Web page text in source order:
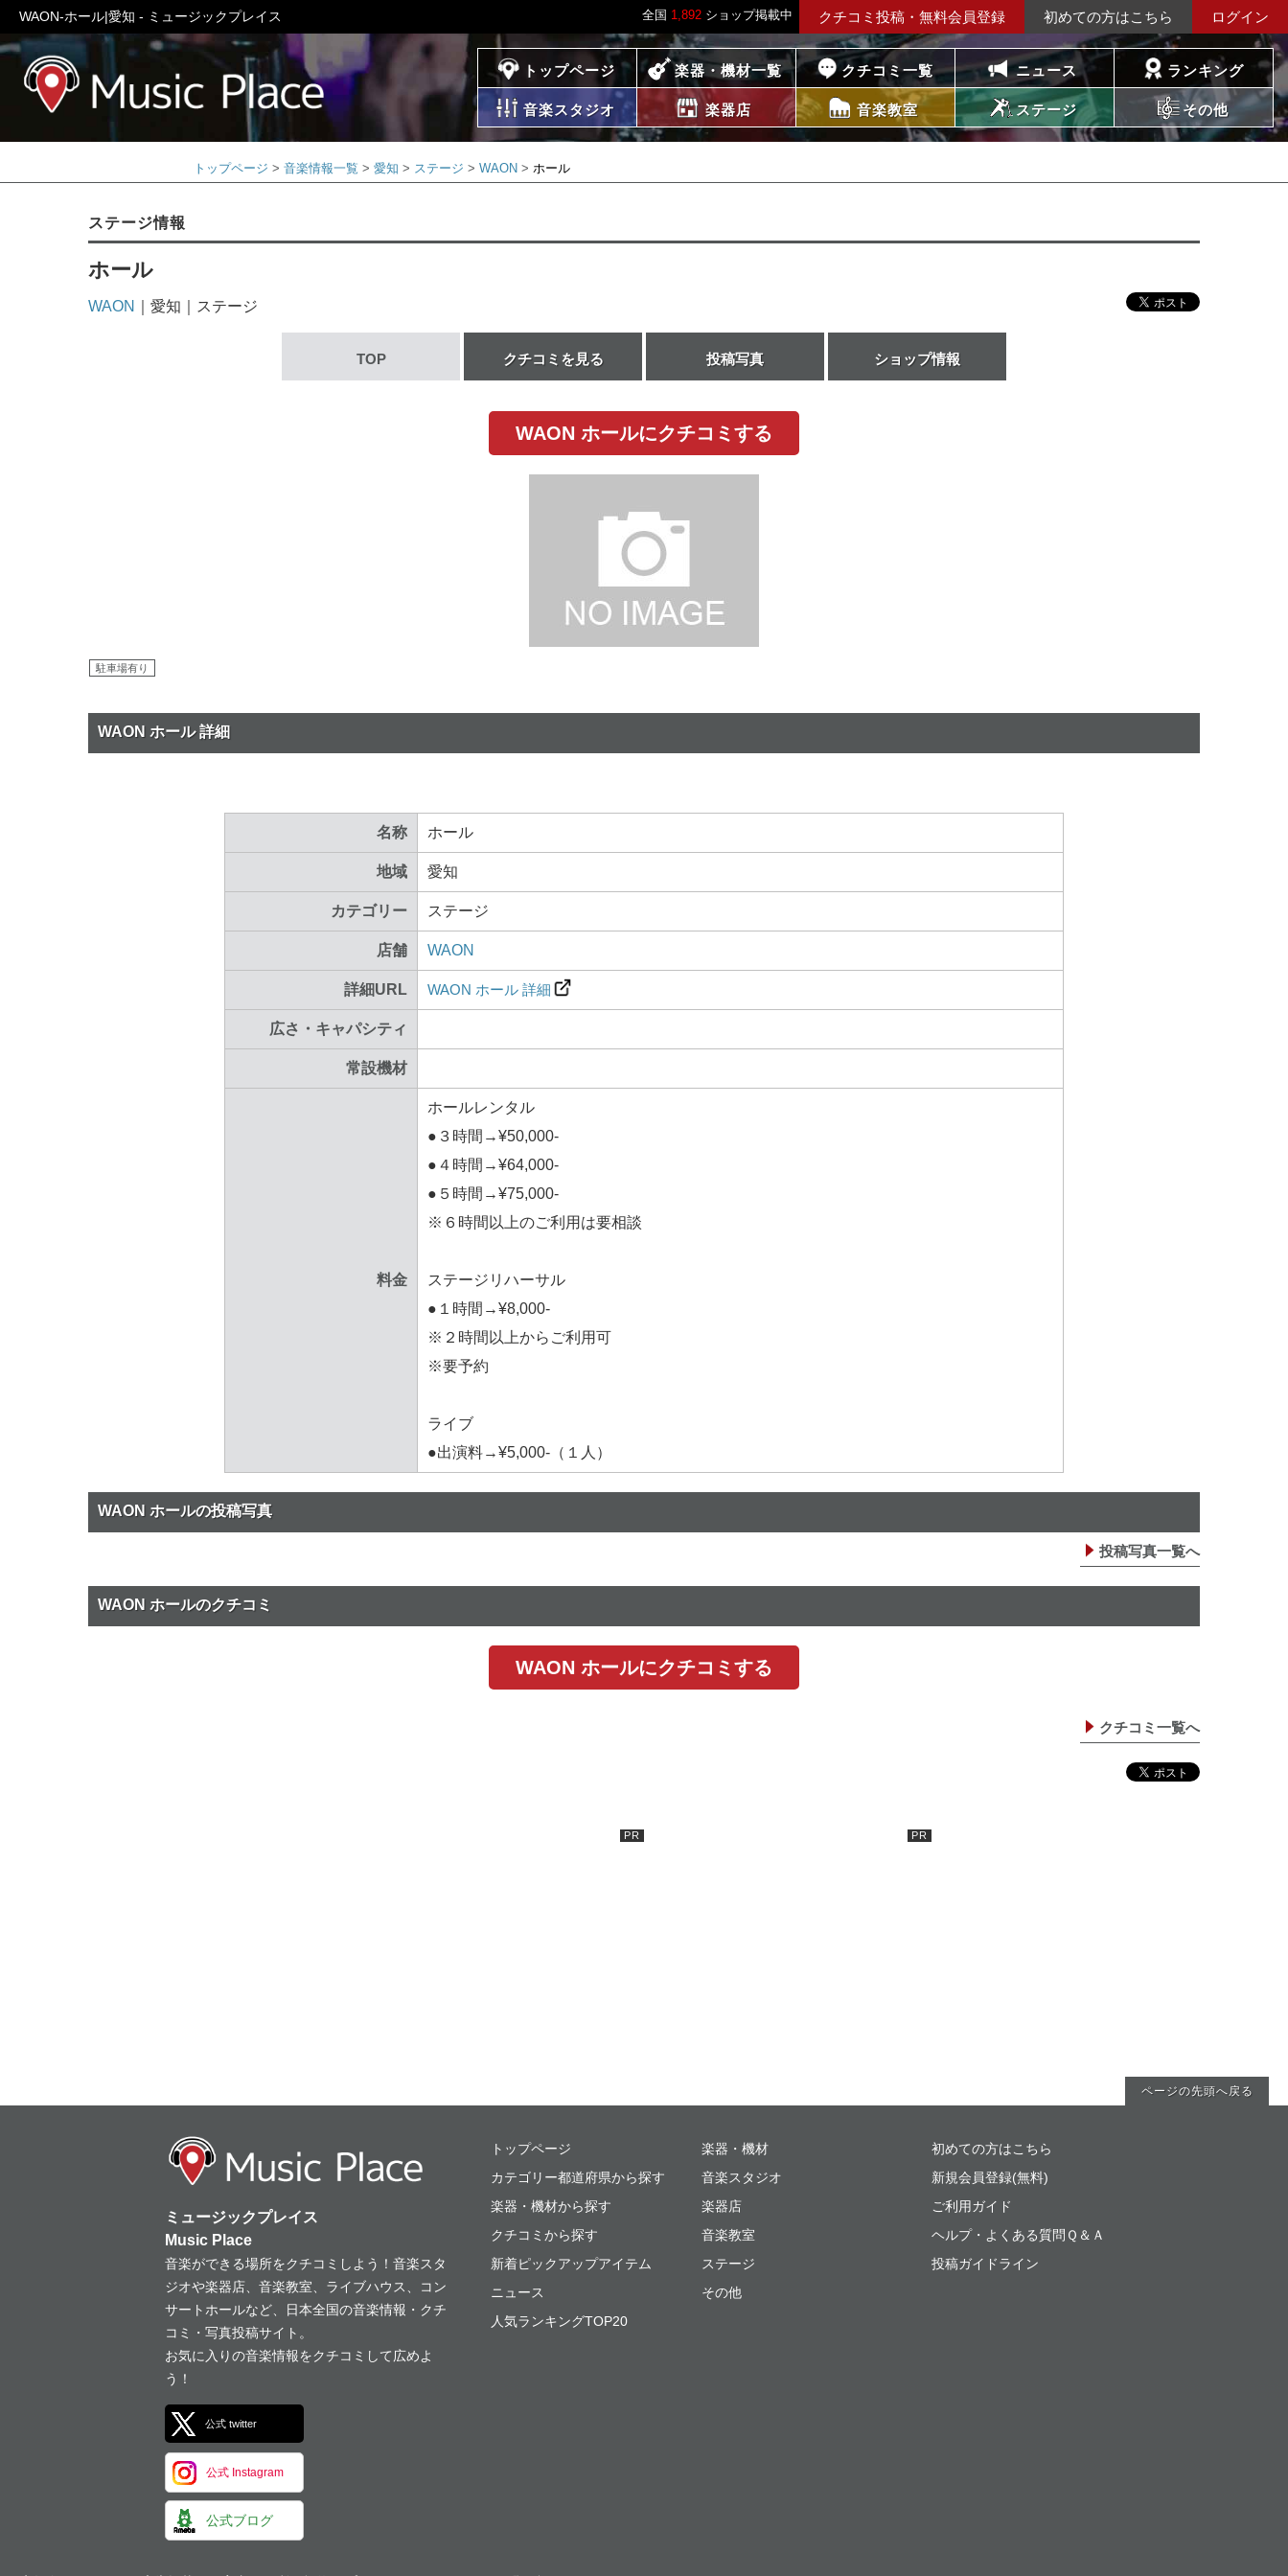
全国 1,892 ショップ掲載中 クチコミ投稿・無料会員登録 初めての方はこちら ログイン
WAON-ホール|愛知 - ミュージックプレイス
ミュージックプレイス トップページ 楽器・機材一覧 クチコミ一覧 ニュース ランキング
音楽スタジオ 楽器店 音楽教室 ステージ その他
トップページ 音楽情報一覧 愛知 ステージ WAON ホール
ステージ情報
ホール
WAON ｜愛知｜ステージ
TOP クチコミを見る 投稿写真 ショップ情報
WAON ホールにクチコミする
駐車場有り
WAON ホール 詳細
名称 ホール
地域 愛知
カテゴリー ステージ
店舗 WAON
詳細URL WAON ホール 詳細
広さ・キャパシティ
常設機材
料金
ホールレンタル
●３時間→¥50,000-
●４時間→¥64,000-
●５時間→¥75,000-
※６時間以上のご利用は要相談
ステージリハーサル
●１時間→¥8,000-
※２時間以上からご利用可
※要予約
ライブ
●出演料→¥5,000-（１人）
WAON ホールの投稿写真
投稿写真一覧へ
WAON ホールのクチコミ
WAON ホールにクチコミする
クチコミ一覧へ
ページの先頭へ戻る
ミュージックプレイス
ミュージックプレイス
Music Place
音楽ができる場所をクチコミしよう！音楽スタ
ジオや楽器店、音楽教室、ライブハウス、コン
サートホールなど、日本全国の音楽情報・クチ
コミ・写真投稿サイト。
お気に入りの音楽情報をクチコミして広めよ
う！
公式 twitter
公式 Instagram
公式ブログ
トップページ
カテゴリー都道府県から探す
楽器・機材から探す
クチコミから探す
新着ピックアップアイテム
ニュース
人気ランキングTOP20
楽器・機材
音楽スタジオ
楽器店
音楽教室
ステージ
その他
初めての方はこちら
新規会員登録(無料)
ご利用ガイド
ヘルプ・よくある質問Ｑ＆Ａ
投稿ガイドライン